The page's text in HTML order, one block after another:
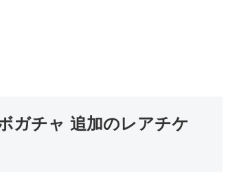
ガチャ 追加のレアチケ